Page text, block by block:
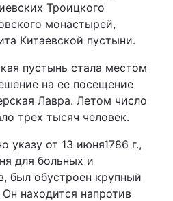
Троицкого
монастырей,
Китаевской пустыни.
пустынь стала местом
на ее посещение
Лавра. Летом число
трех тысяч человек.
указу от 13 июня1786 г.,
для больных и
был обустроен крупный
находится напротив